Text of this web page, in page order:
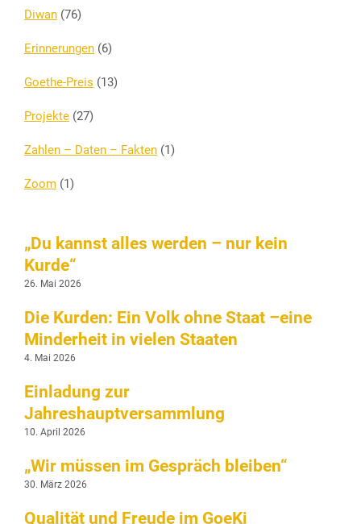
Diwan (76)
Erinnerungen (6)
Goethe-Preis (13)
Projekte (27)
Zahlen – Daten – Fakten (1)
Zoom (1)
„Du kannst alles werden – nur kein
Kurde“
26. Mai 2026
Die Kurden: Ein Volk ohne Staat –eine
Minderheit in vielen Staaten
4. Mai 2026
Einladung zur
Jahreshauptversammlung
10. April 2026
„Wir müssen im Gespräch bleiben“
30. März 2026
Qualität und Freude im GoeKi